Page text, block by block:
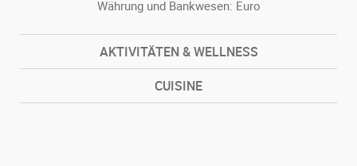
Währung und Bankwesen: Euro
AKTIVITÄTEN & WELLNESS
CUISINE